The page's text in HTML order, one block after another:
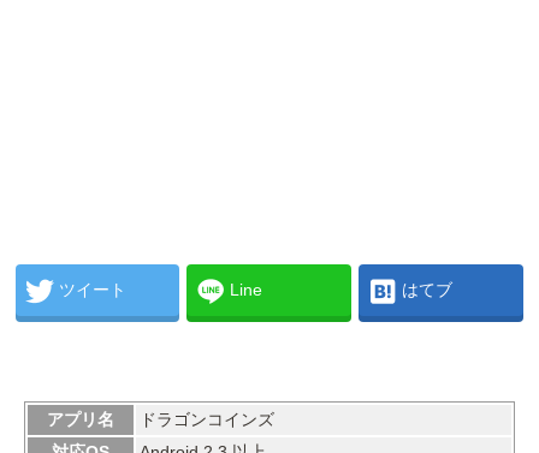
ツイート Line はてブ
アプリ名
ドラゴンコインズ